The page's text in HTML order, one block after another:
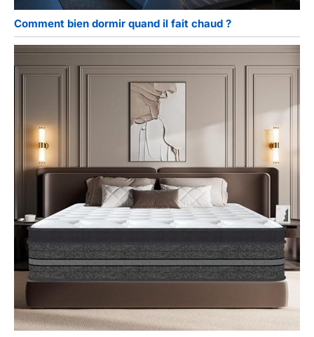
Comment bien dormir quand il fait chaud ?